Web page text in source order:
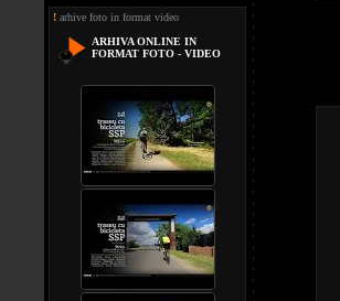
! arhive foto in format video
ARHIVA ONLINE IN
FORMAT FOTO - VIDEO